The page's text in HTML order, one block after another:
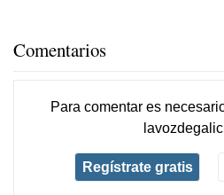
Comentarios
Para comentar es
Regístrate gratis